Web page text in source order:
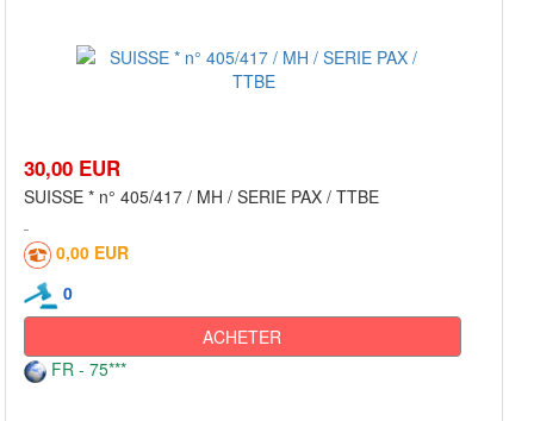
30,00 EUR
SUISSE * n° 405/417 / MH / SERIE PAX / TTBE
0,00 EUR
0
ACHETER
FR - 75***